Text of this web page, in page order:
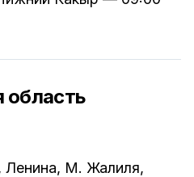
область
Ленина, М. Жалиля,